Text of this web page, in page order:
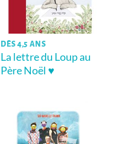
DÈS 4,5 ANS
La lettre du Loup au
Père Noël ♥